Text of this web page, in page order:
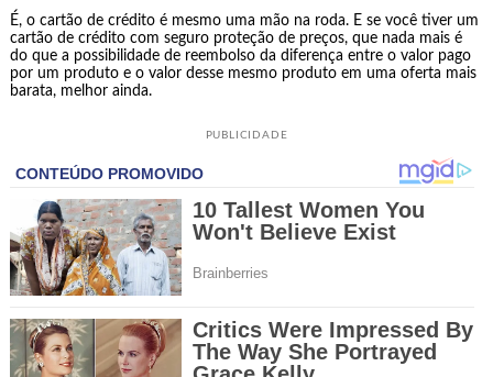
É, o cartão de crédito é mesmo uma mão na roda. E se você tiver um
cartão de crédito com seguro proteção de preços, que nada mais é
do que a possibilidade de reembolso da diferença entre o valor pago
por um produto e o valor desse mesmo produto em uma oferta mais
barata, melhor ainda.
PUBLICIDADE